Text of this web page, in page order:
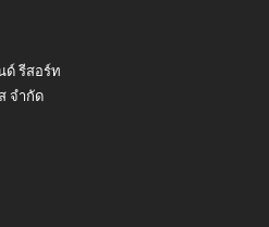
ด์ รีสอร์ท
จำกัด